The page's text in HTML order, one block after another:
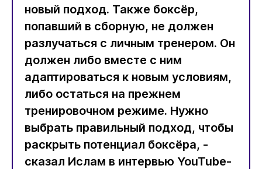
новый подход. Также боксёр,
попавший в сборную, не должен
разлучаться с личным тренером. Он
должен либо вместе с ним
адаптироваться к новым условиям,
либо остаться на прежнем
тренировочном режиме. Нужно
выбрать правильный подход, чтобы
раскрыть потенциал боксёра, -
сказал Ислам в интервью YouTube-